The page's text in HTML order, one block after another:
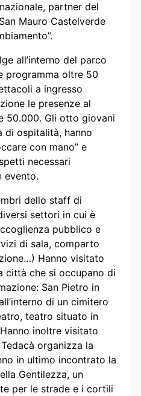
partner del
Mauro Castelverde
all’interno del parco
programma oltre 50
a ingresso
le presenze al
50.000. Gli otto giovani
di ospitalità, hanno
con mano” e
necessari
evento.
dello staff di
settori in cui è
pubblico e
di sala, comparto
Hanno visitato
città che si occupano di
San Pietro in
di un cimitero
teatro situato in
inoltre visitato
organizza la
in ultimo incontrato la
Gentilezza, un
per le strade e i cortili